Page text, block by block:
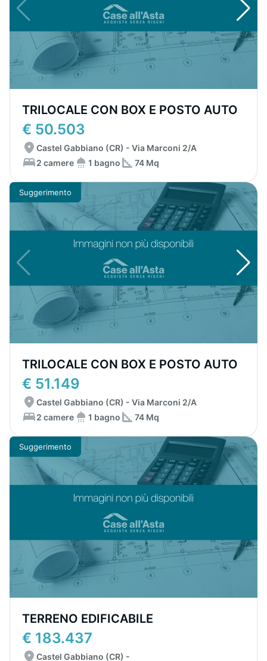
TRILOCALE CON BOX E POSTO AUTO
€ 50.503
Castel Gabbiano (CR) - Via Marconi 2/A
2 camere
1 bagno 74 Mq
Suggerimento
TRILOCALE CON BOX E POSTO AUTO
€ 51.149
Castel Gabbiano (CR) - Via Marconi 2/A
2 camere
1 bagno 74 Mq
Suggerimento
TERRENO EDIFICABILE
€ 183.437
Castel Gabbiano (CR) -